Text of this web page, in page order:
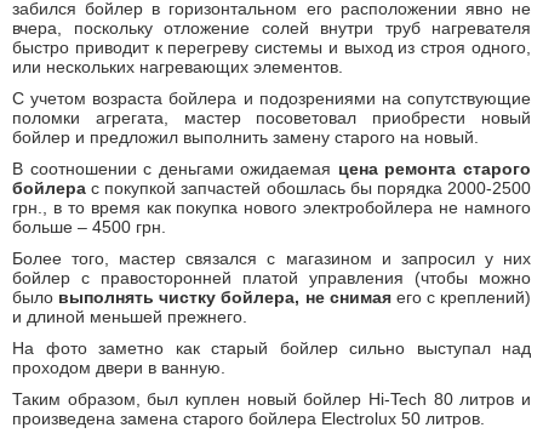
забился бойлер в горизонтальном его расположении явно не
вчера, поскольку отложение солей внутри труб нагревателя
быстро приводит к перегреву системы и выход из строя одного,
или нескольких нагревающих элементов.
С учетом возраста бойлера и подозрениями на сопутствующие
поломки агрегата, мастер посоветовал приобрести новый
бойлер и предложил выполнить замену старого на новый.
В соотношении с деньгами ожидаемая цена ремонта старого
бойлера с покупкой запчастей обошлась бы порядка 2000-2500
грн., в то время как покупка нового электробойлера не намного
больше – 4500 грн.
Более того, мастер связался с магазином и запросил у них
бойлер с правосторонней платой управления (чтобы можно
было выполнять чистку бойлера, не снимаяего с креплений)
и длиной меньшей прежнего.
На фото заметно как старый бойлер сильно выступал над
проходом двери в ванную.
Таким образом, был куплен новый бойлер Hi-Tech 80 литров и
произведена замена старого бойлера Electrolux 50 литров.